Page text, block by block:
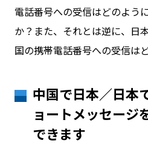
お問い合
ログ
WiFiレンタルプラ
電話番号への受信はどのよう
か？また、それとは逆に、日
国の携帯電話番号への受信は
中国で日本／日本
ョートメッセージ
できます